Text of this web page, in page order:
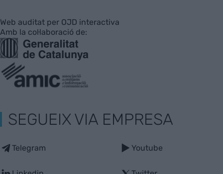
Web auditat per OJD interactiva
Amb la col·laboració de:
SEGUEIX VIA EMPRESA
Telegram Youtube